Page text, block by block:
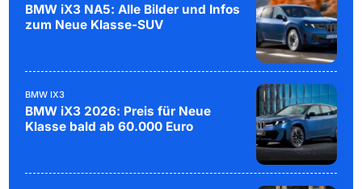
BMW iX3 NA5: Alle Bilder und Infos
zum Neue Klasse-SUV
BMW IX3
BMW iX3 2026: Preis für Neue
Klasse bald ab 60.000 Euro